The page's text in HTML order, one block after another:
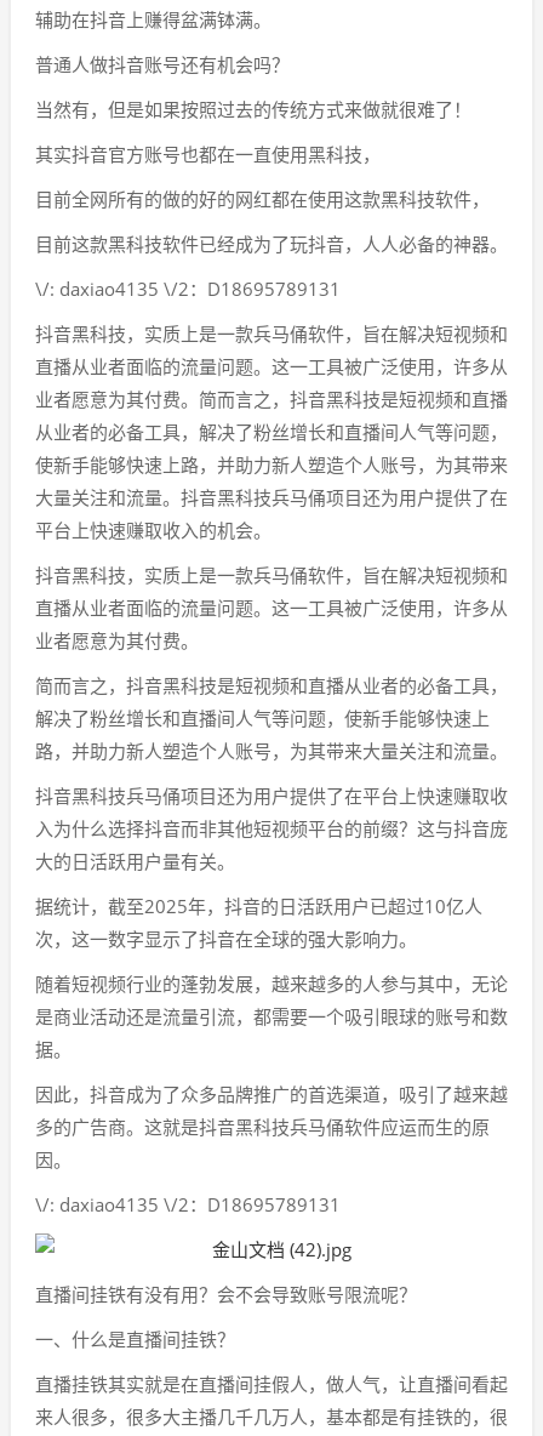
辅助在抖音上赚得盆满钵满。
普通人做抖音账号还有机会吗？
当然有，但是如果按照过去的传统方式来做就很难了！
其实抖音官方账号也都在一直使用黑科技，
目前全网所有的做的好的网红都在使用这款黑科技软件，
目前这款黑科技软件已经成为了玩抖音，人人必备的神器。
\/: daxiao4135 \/2：D18695789131
抖音黑科技，实质上是一款兵马俑软件，旨在解决短视频和
直播从业者面临的流量问题。这一工具被广泛使用，许多从
业者愿意为其付费。简而言之，抖音黑科技是短视频和直播
从业者的必备工具，解决了粉丝增长和直播间人气等问题，
使新手能够快速上路，并助力新人塑造个人账号，为其带来
大量关注和流量。抖音黑科技兵马俑项目还为用户提供了在
平台上快速赚取收入的机会。
抖音黑科技，实质上是一款兵马俑软件，旨在解决短视频和
直播从业者面临的流量问题。这一工具被广泛使用，许多从
业者愿意为其付费。
简而言之，抖音黑科技是短视频和直播从业者的必备工具，
解决了粉丝增长和直播间人气等问题，使新手能够快速上
路，并助力新人塑造个人账号，为其带来大量关注和流量。
抖音黑科技兵马俑项目还为用户提供了在平台上快速赚取收
入为什么选择抖音而非其他短视频平台的前缀？这与抖音庞
大的日活跃用户量有关。
据统计，截至2025年，抖音的日活跃用户已超过10亿人
次，这一数字显示了抖音在全球的强大影响力。
随着短视频行业的蓬勃发展，越来越多的人参与其中，无论
是商业活动还是流量引流，都需要一个吸引眼球的账号和数
据。
因此，抖音成为了众多品牌推广的首选渠道，吸引了越来越
多的广告商。这就是抖音黑科技兵马俑软件应运而生的原
因。
\/: daxiao4135 \/2：D18695789131
直播间挂铁有没有用？会不会导致账号限流呢？
一、什么是直播间挂铁？
直播挂铁其实就是在直播间挂假人，做人气，让直播间看起
来人很多，很多大主播几千几万人，基本都是有挂铁的，很